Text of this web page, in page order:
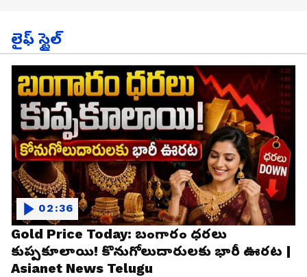
లైఫ్ స్టైల్
Gold Price Today: బంగారం ధరలు
కుప్పకూలాయి! కొనుగోలుదారులకు భారీ ఊరట |
Asianet News Telugu
02:36